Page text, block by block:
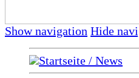
Show navigation Hide
Startseite / News